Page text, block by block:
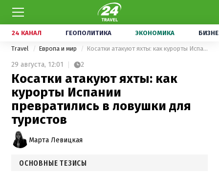
24 КАНАЛ ГЕОПОЛИТИКА ЭКОНОМИКА
Travel Европа и мир Косатки атакуют яхты: как курорты Испании превратились в ловушки для туристов
29 августа, 12:01 2
Косатки атакуют яхты: как
курорты Испании
превратились в ловушки для
туристов
Марта Левицкая
ОСНОВНЫЕ ТЕЗИСЫ